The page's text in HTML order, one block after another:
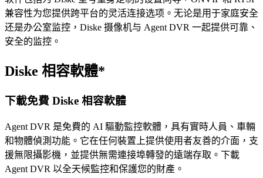
兼容性为您提供跨平台的灵活连接选项。无论是用于家庭安全
还是办公室监控，Diske 摄像机与 Agent DVR 一起提供可靠、
安全的监控。
Diske 相容軟體*
下載免費 Diske 相容軟體
Agent DVR 是免費的 AI 驅動監控軟體，具有實時人員、車輛
和物體偵測功能。它在任何裝置上提供使用者友善的介面，支
援無限攝影機，並提供無需連接埠轉發的遠端存取。下載
Agent DVR 以全天候監控和保護您的財產。